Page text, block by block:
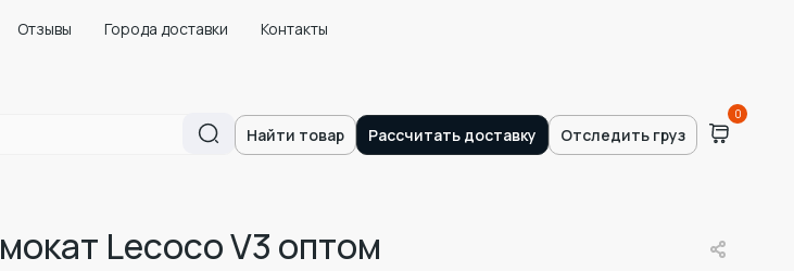
Отзывы Города доставки
Контакты
Найти товар Рассчитать доставку Отследить груз
0
Lecoco V3 оптом